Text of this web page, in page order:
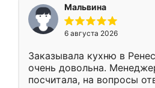
Мальвина
6 августа 2026
Заказывала кухню в
очень довольна.
посчитала, на вопросы